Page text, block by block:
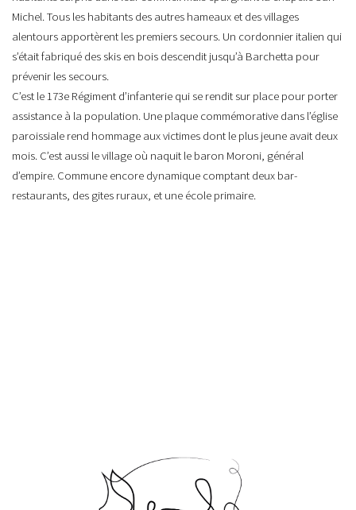
Michel. Tous les habitants des autres hameaux et des villages
alentours apportèrent les premiers secours. Un cordonnier italien qui
s’était fabriqué des skis en bois descendit jusqu’à Barchetta pour
prévenir les secours.
C’est le 173e Régiment d’infanterie qui se rendit sur place pour porter
assistance à la population. Une plaque commémorative dans l’église
paroissiale rend hommage aux victimes dont le plus jeune avait deux
mois. C’est aussi le village où naquit le baron Moroni, général
d’empire. Commune encore dynamique comptant deux bar-
restaurants, des gites ruraux, et une école primaire.